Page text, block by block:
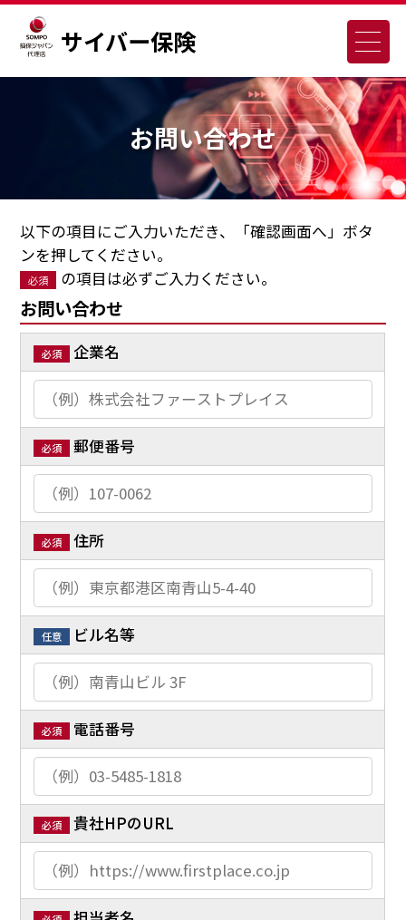
サイバー保険
お問い合わせ
以下の項目にご入力いただき、「確認画面へ」ボタ
ンを押してください。
必須 の項目は必ずご入力ください。
お問い合わせ
必須 企業名
必須 郵便番号
必須 住所
任意 ビル名等
必須 電話番号
必須 貴社HPのURL